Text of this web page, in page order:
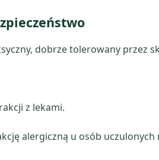
dobrze tolerowany przez
z lekami.
alergiczną u osób uczulonych